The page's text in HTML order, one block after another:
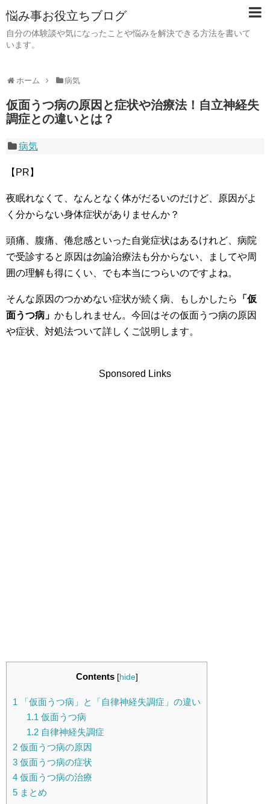
悩み事お役立ちブログ
自分の体験談や気になったことや悩みを解決できる方法を書いて
います。
ホーム 病気
仮面うつ病の原因と症状や治療法！自立神経失
調症との違いとは？
病気
【PR】
夜眠れなくて、なんとなく体がだるいのだけど、原因がよ
く分からない身体症状がありませんか？
頭痛、腹痛、倦怠感といった自覚症状はあるけれど、病院
で受診すると原因は勿論治療法も分からない、ましてや周
囲の理解も得にくい、でも本当につらいのですよね。
そんな原因のつかめない症状が続く病、もしかしたら
「仮
面うつ病」 かもしれません。今回はその仮面うつ病の原因
や症状、対処法ついて詳しくご説明します。
Sponsored Links
Contents [hide]
1 「仮面うつ病」と「自律神経失調症」の違い
1.1 仮面うつ病
1.2自律神経失調症
2 仮面うつ病の原因
3 仮面うつ病の症状
4 仮面うつ病の治療
5 まとめ